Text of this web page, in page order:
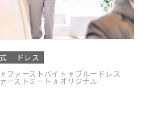
ドレス
ファーストバイト ブルードレス
ーストミート オリジナル